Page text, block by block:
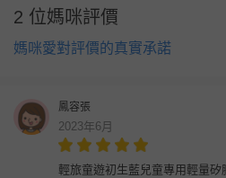
2 位媽咪評價
媽咪愛對評價的真實承諾
鳳容張
2023年6月
輕旅童遊初生藍兒童專用輕量矽